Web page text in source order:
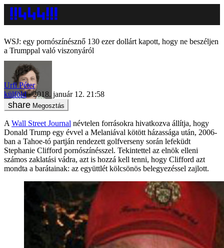
WSJ: egy pornószínésznő 130 ezer dollárt kapott, hogy ne beszéljen
a Trumppal való viszonyáról
Urfi Péter
külföld
2018. január 12. 21:58
Megosztás
A Wall Street Journal névtelen forrásokra hivatkozva állítja, hogy
Donald Trump egy évvel a Melaniával kötött házassága után, 2006-
ban a Tahoe-tó partján rendezett golfverseny során lefeküdt
Stephanie Clifford pornószínésszel. Tekintettel az elnök elleni
számos zaklatási vádra, azt is hozzá kell tenni, hogy Clifford azt
mondta a barátainak: az együttlét kölcsönös belegyezéssel zajlott.